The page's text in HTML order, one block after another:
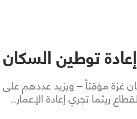
توطين
مؤقتاً – ويزيد عددهم
ريثما تجري إعادة الإعمار..